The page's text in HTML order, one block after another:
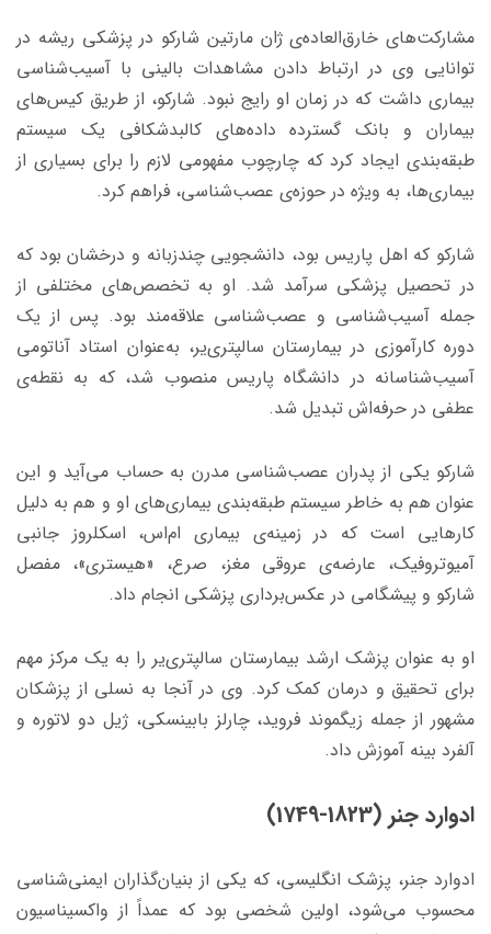
مشارکت‌های خارق‌العاده‌ی ژان مارتین شارکو در پزشکی ریشه در
توانایی وی در ارتباط دادن مشاهدات بالینی با آسیب‌شناسی
بیماری داشت که در زمان او رایج نبود. شارکو، از طریق کیس‌های
بیماران و بانک گسترده داده‌های کالبدشکافی یک سیستم
طبقه‌بندی ایجاد کرد که چارچوب مفهومی لازم را برای بسیاری از
بیماری‌ها، به ویژه در حوزه‌ی عصب‌شناسی، فراهم کرد.
شارکو که اهل پاریس بود، دانشجویی چندزبانه و درخشان بود که
در تحصیل پزشکی سرآمد شد. او به تخصص‌های مختلفی از
جمله آسیب‌شناسی و عصب‌شناسی ‌علاقه‌مند بود. پس از یک
دوره کارآموزی در بیمارستان سالپتری‌یر، به‌عنوان استاد آناتومی
آسیب‌شناسانه در دانشگاه پاریس منصوب شد، که به نقطه‌ی
عطفی در حرفه‌اش تبدیل شد.
شارکو یکی از پدران عصب‌شناسی مدرن به حساب می‌آید و این
عنوان هم به خاطر سیستم طبقه‌بندی بیماری‌های او و هم به دلیل
کارهایی است که در زمینه‌ی بیماری ام‌اس، اسکلروز جانبی
آمیوتروفیک، عارضه‌ی عروقی مغز، صرع، «هیستری»، مفصل
شارکو و پیشگامی در عکس‌برداری پزشکی انجام داد.
او به عنوان پزشک ارشد بیمارستان سالپتری‌یر را به یک مرکز مهم
برای تحقیق و درمان کمک کرد. وی در آنجا به نسلی از پزشکان
مشهور از جمله زیگموند فروید، چارلز بابینسکی، ژیل دو لاتوره و
آلفرد بینه آموزش داد.
ادوارد جنر (1823-1749)
ادوارد جنر، پزشک انگلیسی، که یکی از بنیان‌گذاران ایمنی‌شناسی
محسوب می‌شود، اولین شخصی بود که عمداً از واکسیناسیون